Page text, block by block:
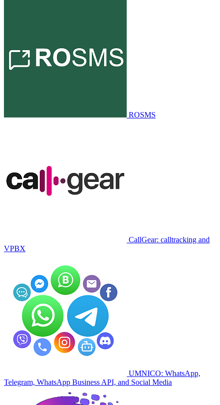
ROSMS
CallGear: calltracking and
VPBX
UMNICO: WhatsApp,
Telegram, WhatsApp Business API, and Social Media